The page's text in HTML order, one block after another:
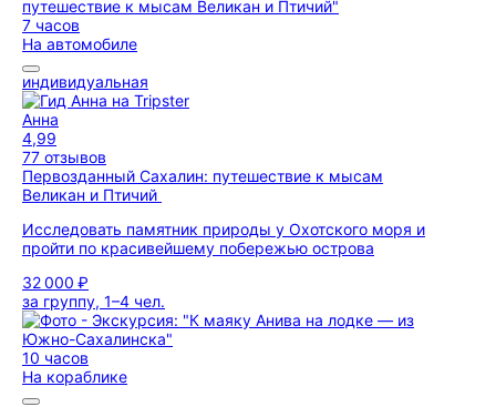
7 часов
На автомобиле
индивидуальная
Анна
4,99
77 отзывов
Первозданный Сахалин: путешествие к мысам
Великан и Птичий
Исследовать памятник природы у Охотского моря и
пройти по красивейшему побережью острова
32 000 ₽
за группу, 1–4 чел.
10 часов
На кораблике